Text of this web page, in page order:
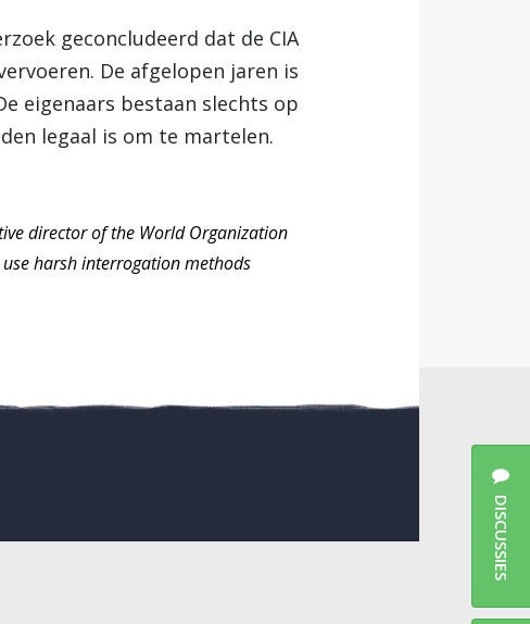
geconcludeerd dat de CIA
De afgelopen jaren is
eigenaars bestaan slechts op
legaal is om te martelen.
director of the World Organization
harsh interrogation methods
DISCUSSIES